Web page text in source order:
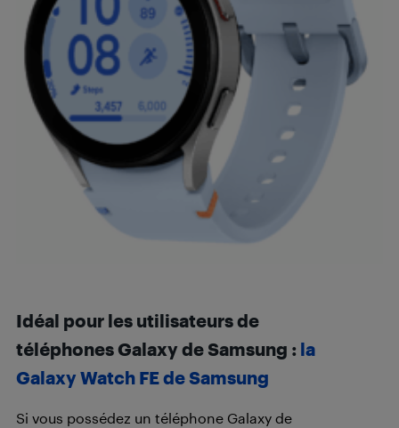
Idéal pour les utilisateurs de
téléphones Galaxy de Samsung : la
Galaxy Watch FE de Samsung
Si vous possédez un téléphone Galaxy de